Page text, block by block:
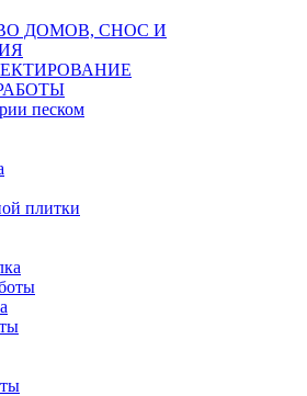
ДОМОВ, СНОС И
песком
плитки